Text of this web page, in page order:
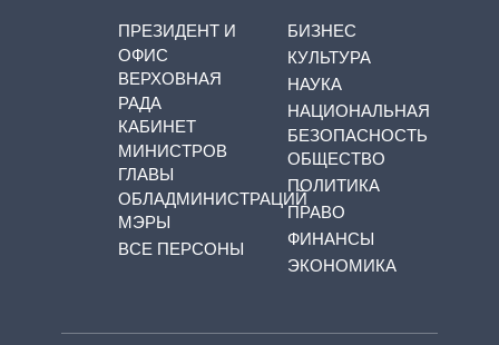
ПРЕЗИДЕНТ И
ОФИС
ВЕРХОВНАЯ
РАДА
КАБИНЕТ
МИНИСТРОВ
ГЛАВЫ
ОБЛАДМИНИСТРАЦИЙ
МЭРЫ
ВСЕ ПЕРСОНЫ
БИЗНЕС
КУЛЬТУРА
НАУКА
НАЦИОНАЛЬНАЯ
БЕЗОПАСНОСТЬ
ОБЩЕСТВО
ПОЛИТИКА
ПРАВО
ФИНАНСЫ
ЭКОНОМИКА